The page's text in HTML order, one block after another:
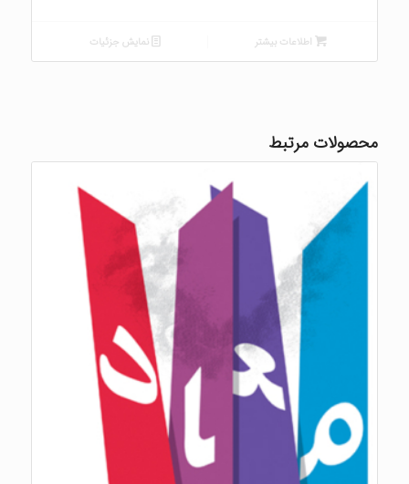
اطلاعات بیشتر نمایش جزئیات
محصولات مرتبط